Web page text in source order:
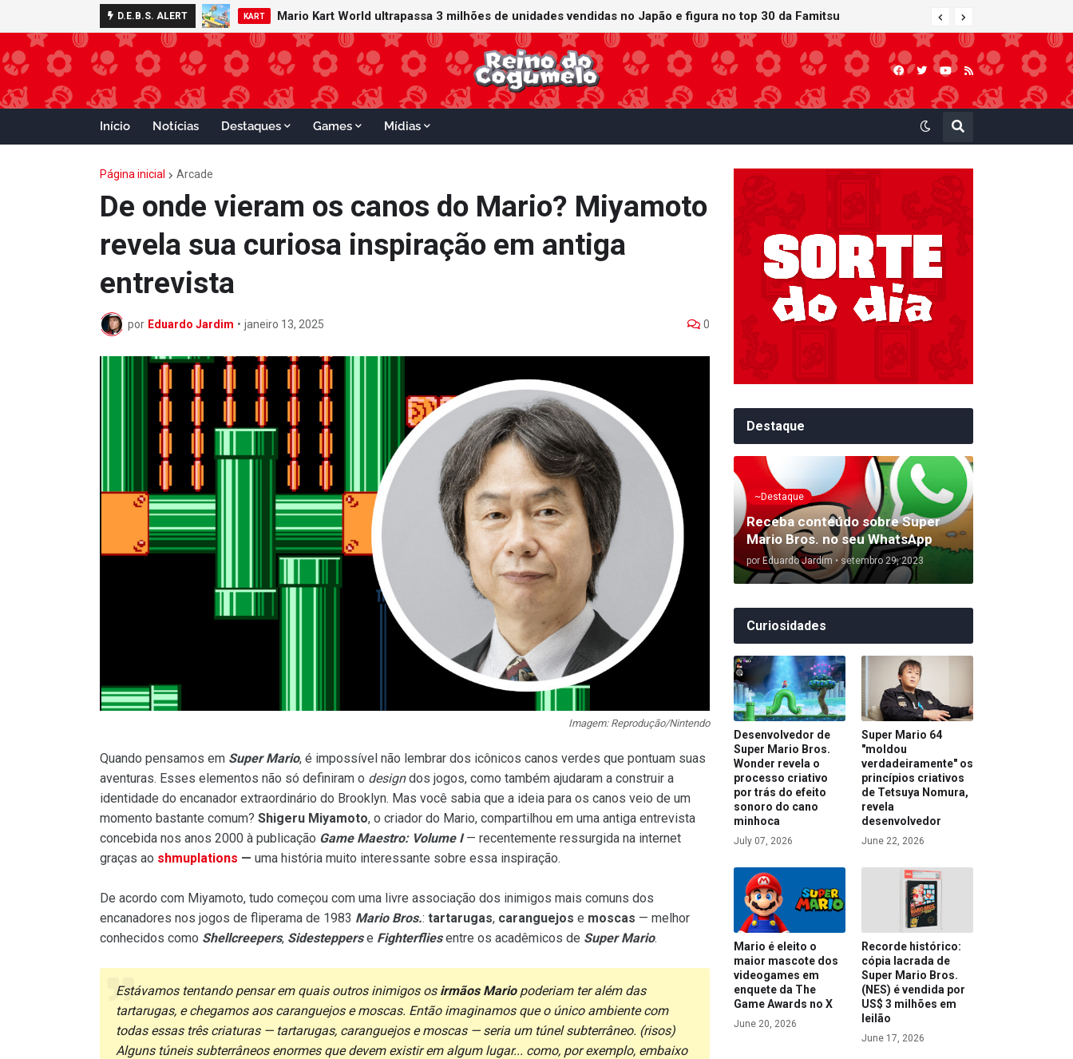
D.E.B.S. ALERT KART Mario Kart World ultrapassa 3 milhões de unidades vendidas no Japão e figura no top 30 da Famitsu
NOTÍCIAS Minecraft ganha data no Nintendo Switch 2; Super Mario Mash-Up receberá atualização gráfica exclusiva
Início Notícias Destaques Games Mídias
Página inicial Arcade
De onde vieram os canos do Mario? Miyamoto
revela sua curiosa inspiração em antiga
entrevista
por Eduardo Jardim • janeiro 13, 2025 0
Imagem: Reprodução/Nintendo
Quando pensamos em Super Mario, é impossível não lembrar dos icônicos canos verdes que pontuam suas
aventuras. Esses elementos não só definiram o designdos jogos, como também ajudaram a construir a
identidade do encanador extraordinário do Brooklyn. Mas você sabia que a ideia para os canos veio de um
momento bastante comum? Shigeru Miyamoto, o criador do Mario, compartilhou em uma antiga entrevista
concebida nos anos 2000 à publicação Game Maestro: Volume I— recentemente ressurgida na internet
graças ao shmuplations — uma história muito interessante sobre essa inspiração.
De acordo com Miyamoto, tudo começou com uma livre associação dos inimigos mais comuns dos
encanadores nos jogos de fliperama de 1983 Mario Bros.: tartarugas, caranguejos e moscas — melhor
conhecidos como Shellcreepers, Sidestepperse Fighterfliesentre os acadêmicos de Super Mario.
Estávamos tentando pensar em quais outros inimigos os irmãos Mariopoderiam ter além das
tartarugas, e chegamos aos caranguejos e moscas. Então imaginamos que o único ambiente com
todas essas três criaturas — tartarugas, caranguejos e moscas — seria um túnel subterrâneo. (risos)
Alguns túneis subterrâneos enormes que devem existir em algum lugar... como, por exemplo, embaixo
Destaque
~Destaque
Receba conteúdo sobre Super
Mario Bros. no seu WhatsApp
por Eduardo Jardim • setembro 29, 2023
Curiosidades
Desenvolvedor de
Super Mario Bros.
Wonder revela o
processo criativo
por trás do efeito
sonoro do cano
minhoca
July 07, 2026
Super Mario 64
"moldou
verdadeiramente" os
princípios criativos
de Tetsuya Nomura,
revela
desenvolvedor
June 22, 2026
Mario é eleito o
maior mascote dos
videogames em
enquete da The
Game Awards no X
June 20, 2026
Recorde histórico:
cópia lacrada de
Super Mario Bros.
(NES) é vendida por
US$ 3 milhões em
leilão
June 17, 2026